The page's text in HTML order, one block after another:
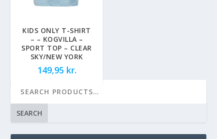
KIDS ONLY T-SHIRT
– – KOGVILLA –
SPORT TOP – CLEAR
SKY/NEW YORK
149,95 kr.
SEARCH